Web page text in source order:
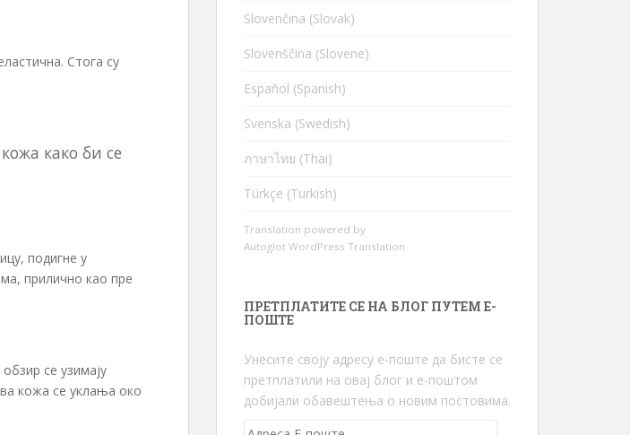
Стога су
како би се
подигне у
прилично као пре
се узимају
кожа се уклања око
Slovenčina (Slovak)
Slovenščina (Slovene)
Español (Spanish)
Svenska (Swedish)
ภาษาไทย (Thai)
Türkçe (Turkish)
Translation powered by
Autoglot WordPress Translation
ПРЕТПЛАТИТЕ СЕ НА БЛОГ ПУТЕМ Е-
ПОШТЕ
Унесите своју адресу е-поште да бисте се
претплатили на овај блог и е-поштом
добијали обавештења о новим постовима.
Адреса